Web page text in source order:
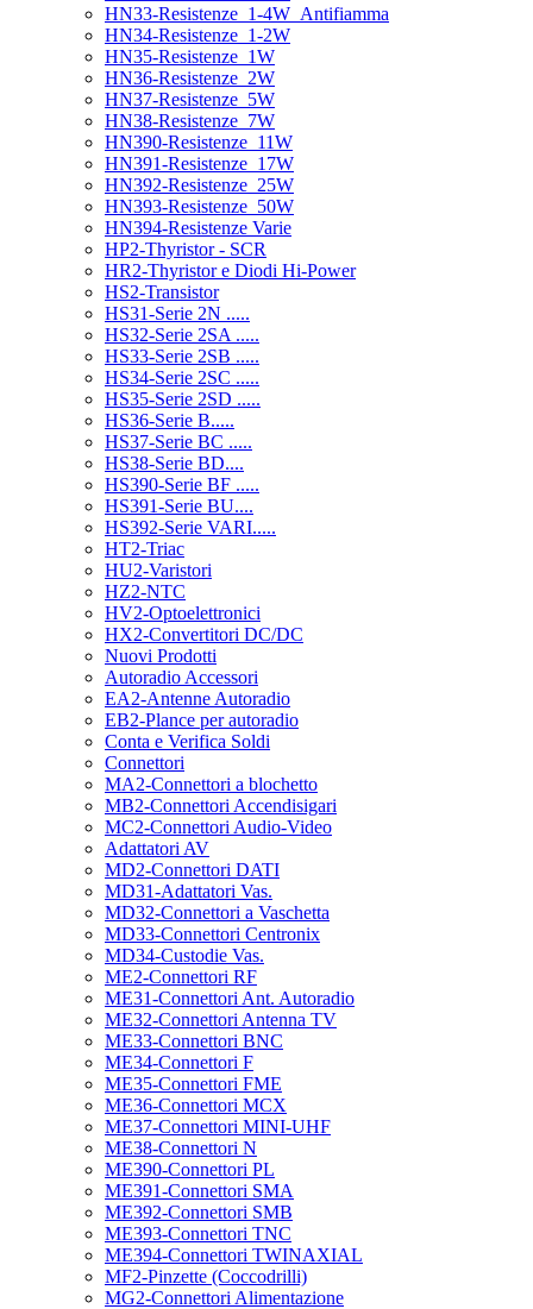
HN33-Resistenze_1-4W_Antifiamma
HN34-Resistenze_1-2W
HN35-Resistenze_1W
HN36-Resistenze_2W
HN37-Resistenze_5W
HN38-Resistenze_7W
HN390-Resistenze_11W
HN391-Resistenze_17W
HN392-Resistenze_25W
HN393-Resistenze_50W
HN394-Resistenze Varie
HP2-Thyristor - SCR
HR2-Thyristor e Diodi Hi-Power
HS2-Transistor
HS31-Serie 2N .....
HS32-Serie 2SA .....
HS33-Serie 2SB .....
HS34-Serie 2SC .....
HS35-Serie 2SD .....
HS36-Serie B.....
HS37-Serie BC .....
HS38-Serie BD....
HS390-Serie BF .....
HS391-Serie BU....
HS392-Serie VARI.....
HT2-Triac
HU2-Varistori
HZ2-NTC
HV2-Optoelettronici
HX2-Convertitori DC/DC
Nuovi Prodotti
Autoradio Accessori
EA2-Antenne Autoradio
EB2-Plance per autoradio
Conta e Verifica Soldi
Connettori
MA2-Connettori a blochetto
MB2-Connettori Accendisigari
MC2-Connettori Audio-Video
Adattatori AV
MD2-Connettori DATI
MD31-Adattatori Vas.
MD32-Connettori a Vaschetta
MD33-Connettori Centronix
MD34-Custodie Vas.
ME2-Connettori RF
ME31-Connettori Ant. Autoradio
ME32-Connettori Antenna TV
ME33-Connettori BNC
ME34-Connettori F
ME35-Connettori FME
ME36-Connettori MCX
ME37-Connettori MINI-UHF
ME38-Connettori N
ME390-Connettori PL
ME391-Connettori SMA
ME392-Connettori SMB
ME393-Connettori TNC
ME394-Connettori TWINAXIAL
MF2-Pinzette (Coccodrilli)
MG2-Connettori Alimentazione